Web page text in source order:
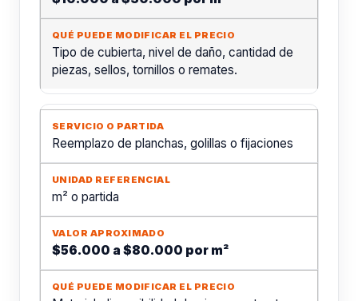
Tipo de cubierta, nivel de daño, cantidad de
piezas, sellos, tornillos o remates.
Reemplazo de planchas, golillas o fijaciones
m² o partida
$56.000 a $80.000 por m²